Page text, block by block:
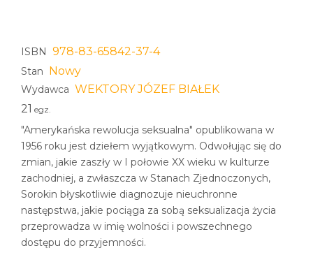
ISBN 978-83-65842-37-4
Stan Nowy
Wydawca WEKTORY JÓZEF BIAŁEK
21 egz.
"Amerykańska rewolucja seksualna" opublikowana w
1956 roku jest dziełem wyjątkowym. Odwołując się do
zmian, jakie zaszły w I połowie XX wieku w kulturze
zachodniej, a zwłaszcza w Stanach Zjednoczonych,
Sorokin błyskotliwie diagnozuje nieuchronne
następstwa, jakie pociąga za sobą seksualizacja życia
przeprowadza w imię wolności i powszechnego
dostępu do przyjemności.